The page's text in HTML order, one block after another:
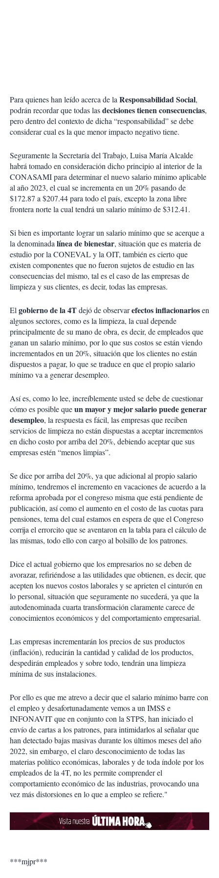
Para quienes han leído acerca de laResponsabilidad Social,
podrán recordar que todas lasdecisiones tienen consecuencias,
pero dentro del contexto de dicha “responsabilidad” se debe
considerar cual es la que menor impacto negativo tiene.
Seguramente la Secretaría del Trabajo, Luisa María Alcalde
habrá tomado en consideración dicho principio al interior de la
CONASAMI para determinar el nuevo salario mínimo aplicable
al año 2023, el cual se incrementa en un 20% pasando de
$172.87 a $207.44 para todo el país, excepto la zona libre
frontera norte la cual tendrá un salario mínimo de $312.41.
Si bien es importante lograr un salario mínimo que se acerque a
la denominadalínea de bienestar, situación que es materia de
estudio por la CONEVAL y la OIT, también es cierto que
existen componentes que no fueron sujetos de estudio en las
consecuencias del mismo, tal es el caso de las empresas de
limpieza y sus clientes, es decir, todas las empresas.
Elgobierno de la 4Tdejó de observarefectos inflacionariosen
algunos sectores, como es la limpieza, la cual depende
principalmente de su mano de obra, es decir, de empleados que
ganan un salario mínimo, por lo que sus costos se están viendo
incrementados en un 20%, situación que los clientes no están
dispuestos a pagar, lo que se traduce en que el propio salario
mínimo va a generar desempleo.
Así es, como lo lee, increíblemente usted se debe de cuestionar
cómo es posible queun mayor y mejor salario puede generar
desempleo, la respuesta es fácil, las empresas que reciben
servicios de limpieza no están dispuestas a aceptar incrementos
en dicho costo por arriba del 20%, debiendo aceptar que sus
empresas estén “menos limpias”.
Se dice por arriba del 20%, ya que adicional al propio salario
mínimo, tendremos el incremento en vacaciones de acuerdo a la
reforma aprobada por el congreso misma que está pendiente de
publicación, así como el aumento en el costo de las cuotas para
pensiones, tema del cual estamos en espera de que el Congreso
corrija el errorcito que se aventaron en la tabla para el cálculo de
las mismas, todo ello con cargo al bolsillo de los patrones.
Dice el actual gobierno que los empresarios no se deben de
avorazar, refiriéndose a las utilidades que obtienen, es decir, que
acepten los nuevos costos laborales y se aprieten el cinturón en
lo personal, situación que seguramente no sucederá, ya que la
autodenominada cuarta transformación claramente carece de
conocimientos económicos y del comportamiento empresarial.
Las empresas incrementarán los precios de sus productos
(inflación), reducirán la cantidad y calidad de los productos,
despedirán empleados y sobre todo, tendrán una limpieza
mínima de sus instalaciones.
Por ello es que me atrevo a decir que el salario mínimo barre con
el empleo y desafortunadamente vemos a un IMSS e
INFONAVIT que en conjunto con la STPS, han iniciado el
envío de cartas a los patrones, para intimidarlos al señalar que
han detectado bajas masivas durante los últimos meses del año
2022, sin embargo, el claro desconocimiento de todas las
materias político económicas, laborales y de toda índole por los
empleados de la 4T, no les permite comprender el
comportamiento económico de las industrias, provocando una
vez más distorsiones en lo que a empleo se refiere."
***mjpr***